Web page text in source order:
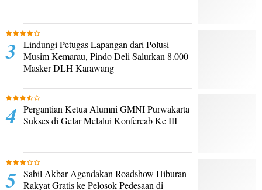
Lindungi Petugas Lapangan dari Polusi
Musim Kemarau, Pindo Deli Salurkan 8.000
Masker DLH Karawang
Pergantian Ketua Alumni GMNI Purwakarta
Sukses di Gelar Melalui Konfercab Ke III
Sabil Akbar Agendakan Roadshow Hiburan
Rakyat Gratis ke Pelosok Pedesaan di